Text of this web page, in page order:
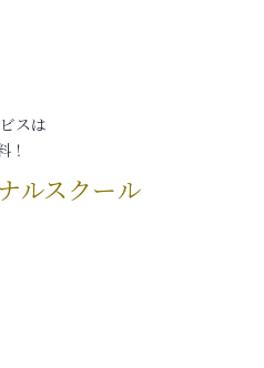
スは
！
ルスクール